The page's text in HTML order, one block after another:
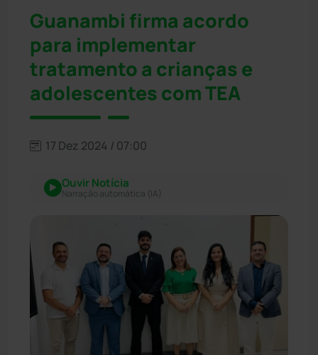
Guanambi firma acordo
para implementar
tratamento a crianças e
adolescentes com TEA
17 Dez 2024 / 07:00
Ouvir Notícia
Narração automática (IA)